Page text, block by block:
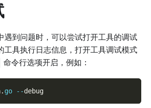
遇到问题时，可以尝试打开工具的调试
工具执行日志信息，打开工具调试模式
命令行选项开启，例如：
. go --debug